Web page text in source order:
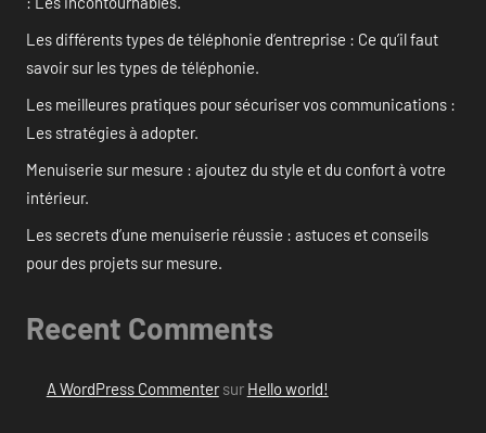
Les différents types de téléphonie d’entreprise : Ce qu’il faut
savoir sur les types de téléphonie.
Les meilleures pratiques pour sécuriser vos communications :
Les stratégies à adopter.
Menuiserie sur mesure : ajoutez du style et du confort à votre
intérieur.
Les secrets d’une menuiserie réussie : astuces et conseils
pour des projets sur mesure.
Recent Comments
A WordPress Commentersur Hello world!